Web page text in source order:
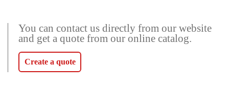
You can contact us directly from our website
and get a quote from our online catalog.
Create a quote